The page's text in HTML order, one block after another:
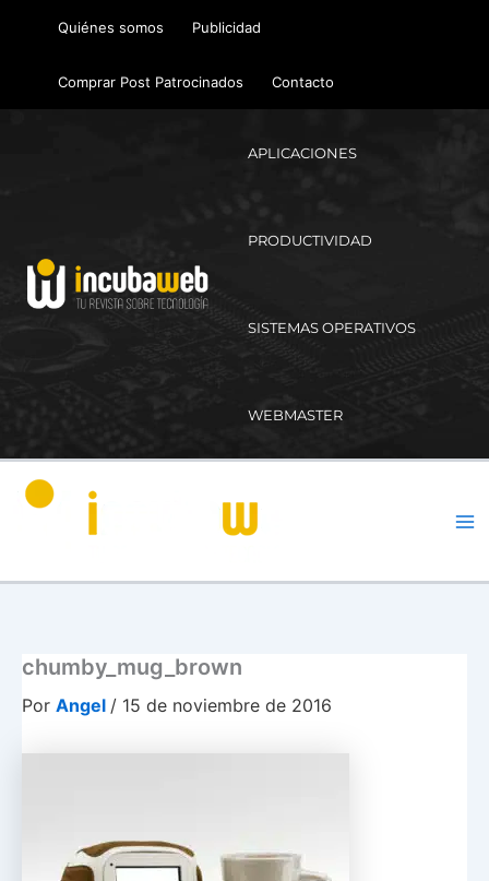
Quiénes somos Publicidad
Comprar Post Patrocinados Contacto
APLICACIONES
PRODUCTIVIDAD
SISTEMAS OPERATIVOS
WEBMASTER
chumby_mug_brown
Por Angel / 15 de noviembre de 2016